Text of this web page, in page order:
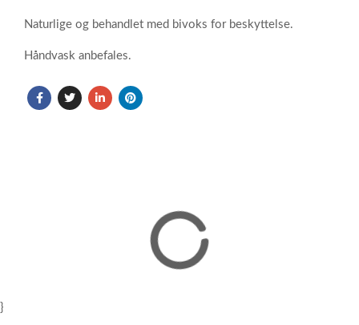
Naturlige og behandlet med bivoks for beskyttelse.
Håndvask anbefales.
}